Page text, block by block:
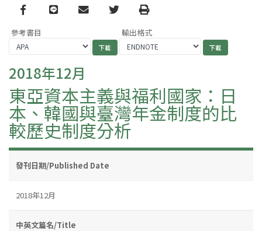
Facebook
line email TwitterPrint
參考書目 輸出格式
2018年12月
東亞資本主義與福利國家：日
本、韓國與臺灣年金制度的比
較歷史制度分析
發刊日期/Published Date
2018年12月
中英文篇名/Title